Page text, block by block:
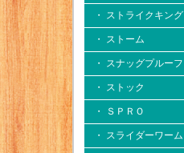
・ ストライクキング
・ ストーム
・ スナッグプルーフ
・ ストック
・ ＳＰＲＯ
・ スライダーワーム